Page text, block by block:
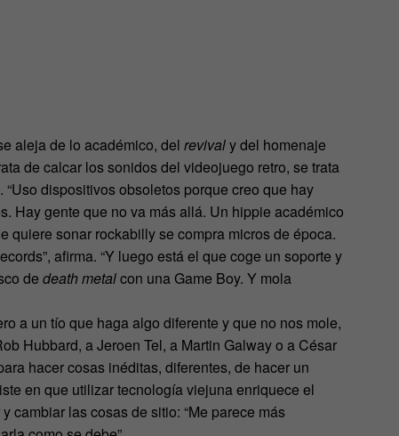
aleja de lo académico, del revivaly del homenaje
de calcar los sonidos del videojuego retro, se trata
dispositivos obsoletos porque creo que hay
Hay gente que no va más allá. Un hippie académico
quiere sonar rockabilly se compra micros de época.
afirma. “Y luego está el que coge un soporte y
de death metalcon una Game Boy. Y mola
a un tío que haga algo diferente y que no nos mole,
Hubbard, a Jeroen Tel, a Martin Galway o a César
hacer cosas inéditas, diferentes, de hacer un
en que utilizar tecnología viejuna enriquece el
cambiar las cosas de sitio: “Me parece más